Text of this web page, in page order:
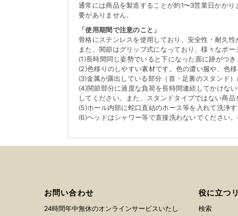
通常には商品を製造することが約1〜3営業日かか
要がありません。
「使用期間で注意のこと」
骨格にステンレスを使用しており、安全性・耐久性
また、関節はグリップ式になっており、様々なポ
(1)長時間同じ姿勢でいると下になった面に跡がつ
(2)色移りのしやすい素材です。色の濃い服や、色
(3)金属が露出している部分（首・足裏のスタンド
(4)関節部分に過度な負荷を長時間連続してかけな
してください。また、スタンドタイプではない商
(5)ホール内部に蛇口直結のホース等を入れて洗浄
(6)ヘッドはシャワー等で直接洗わないでください
お問い合わせ
24時間年中無休のオンラインサービスいたし
役に立つ
検索